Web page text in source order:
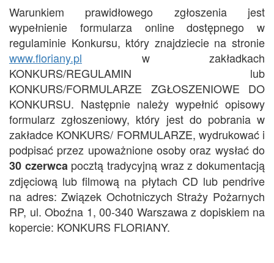
Warunkiem prawidłowego zgłoszenia jest
wypełnienie formularza online dostępnego w
regulaminie Konkursu, który znajdziecie na stronie
www.floriany.pl w zakładkach
KONKURS/REGULAMIN lub
KONKURS/FORMULARZE ZGŁOSZENIOWE DO
KONKURSU. Następnie należy wypełnić opisowy
formularz zgłoszeniowy, który jest do pobrania w
zakładce KONKURS/ FORMULARZE, wydrukować i
podpisać przez upoważnione osoby oraz wysłać do
30 czerwca pocztą tradycyjną wraz z dokumentacją
zdjęciową lub filmową na płytach CD lub pendrive
na adres: Związek Ochotniczych Straży Pożarnych
RP, ul. Oboźna 1, 00-340 Warszawa z dopiskiem na
kopercie: KONKURS FLORIANY.